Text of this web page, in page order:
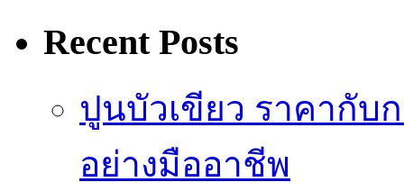
Recent Posts
ปูนบัวเขียว ราคากับ
อย่างมืออาชีพ